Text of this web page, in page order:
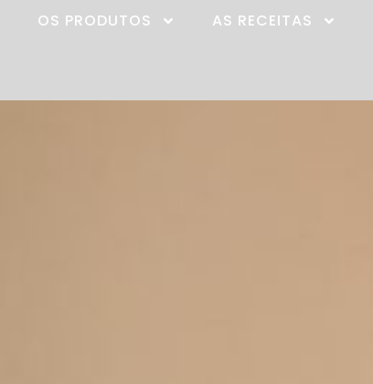
OS PRODUTOS AS RECEITAS